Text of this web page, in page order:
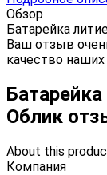
Обзор
Батарейка
Ваш отзыв
качество наших
Облик
About this
Компания